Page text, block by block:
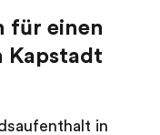
für einen
Kapstadt
in